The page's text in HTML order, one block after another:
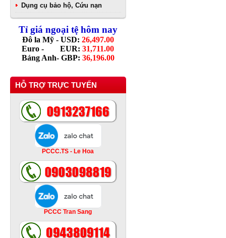
Dụng cụ bảo hộ, Cứu nạn
Tỉ giá ngoại tệ hôm nay
Đô la Mỹ - USD: 26,497.00
Euro - EUR: 31,711.00
Bảng Anh- GBP: 36,196.00
HỖ TRỢ TRỰC TUYẾN
PCCC.TS - Le Hoa
PCCC Tran Sang